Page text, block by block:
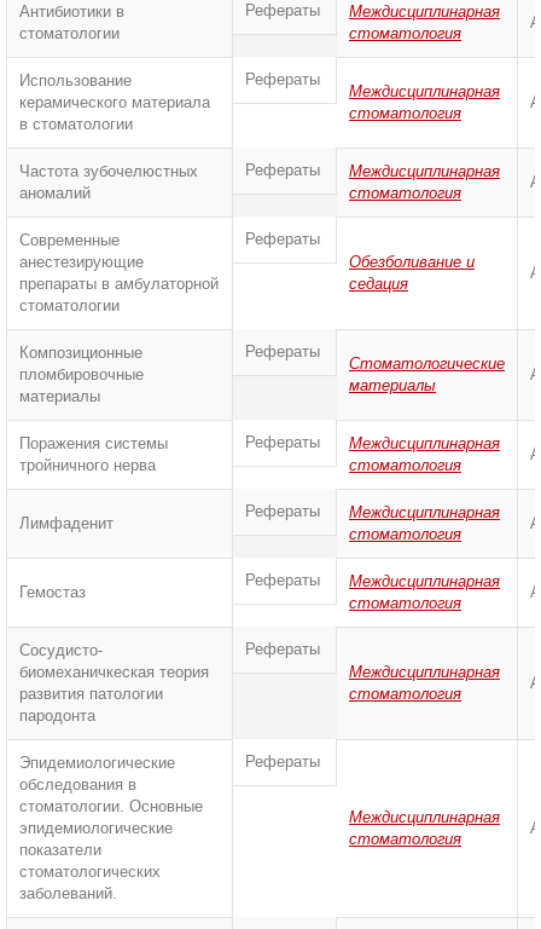
Антибиотики в
стоматологии
Рефераты
Междисциплинарная
стоматология
Использование
керамического материала
в стоматологии
Рефераты
Междисциплинарная
стоматология
Частота зубочелюстных
аномалий
Рефераты
Междисциплинарная
стоматология
Современные
анестезирующие
препараты в амбулаторной
стоматологии
Рефераты
Обезболивание и
седация
Композиционные
пломбировочные
материалы
Рефераты
Стоматологические
материалы
Поражения системы
тройничного нерва
Рефераты
Междисциплинарная
стоматология
Лимфаденит
Рефераты
Междисциплинарная
стоматология
Гемостаз
Рефераты
Междисциплинарная
стоматология
Сосудисто-
биомеханичкеская теория
развития патологии
пародонта
Рефераты
Междисциплинарная
стоматология
Эпидемиологические
обследования в
стоматологии. Основные
эпидемиологические
показатели
стоматологических
заболеваний.
Рефераты
Междисциплинарная
стоматология